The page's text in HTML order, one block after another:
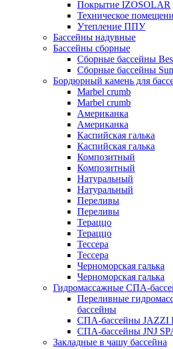
Покрытие IZOSOLAR
Техническое
Утепление ППУ
Бассейны надувные
Бассейны сборные
Сборные бассейны
Сборные бассейны
Бордюрный камень для
Marbel crumb
Marbel crumb
Американка
Американка
Каспийская галька
Каспийская галька
Композитный
Композитный
Натуральный
Натуральный
Переливы
Переливы
Тераццо
Тераццо
Тессера
Тессера
Черноморская галька
Черноморская галька
Гидромассажные СПА-
Переливные
бассейны
СПА-бассейны JAZZI
СПА-бассейны JNJ
Закладные в чашу бассейна